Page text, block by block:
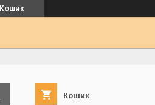
Кошик
Кошик